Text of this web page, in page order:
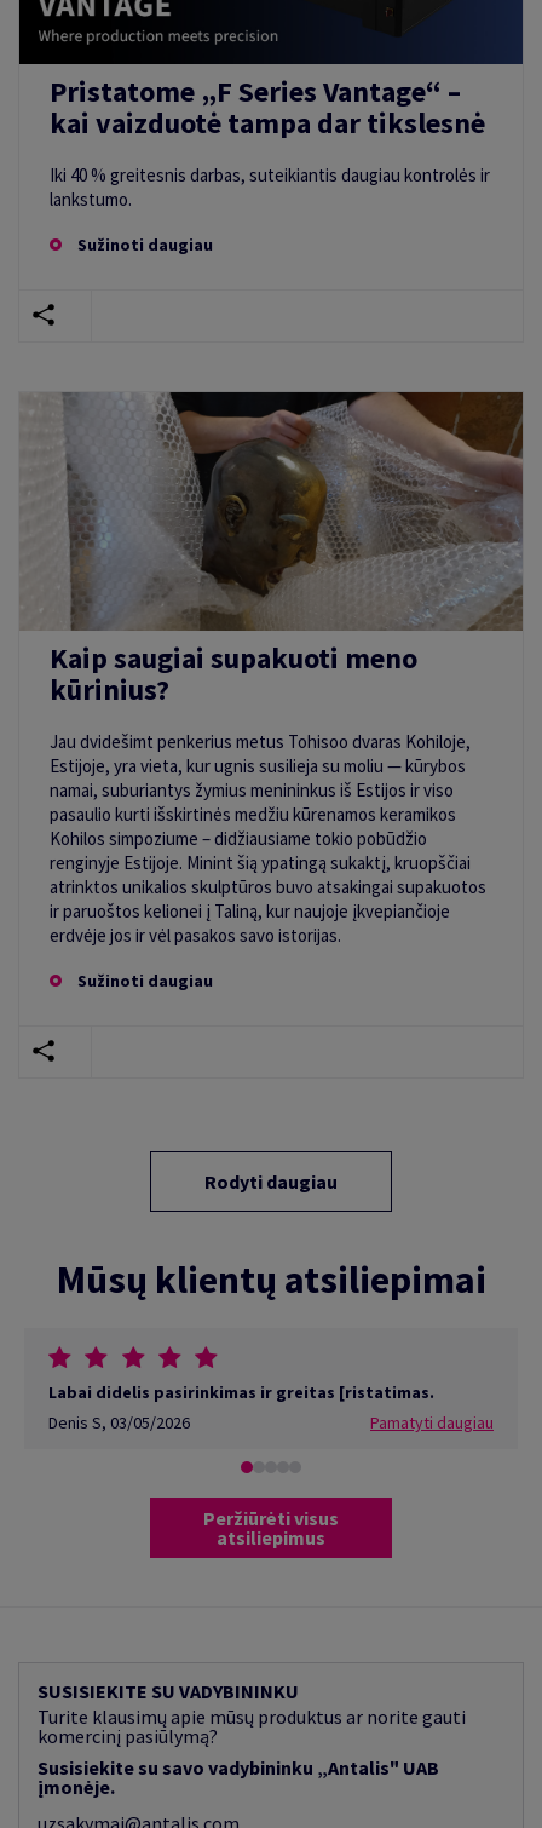
Pristatome „F Series Vantage“ –
kai vaizduotė tampa dar tikslesnė
Iki 40 % greitesnis darbas, suteikiantis daugiau kontrolės ir
lankstumo.
Sužinoti daugiau
Kaip saugiai supakuoti meno
kūrinius?
Jau dvidešimt penkerius metus Tohisoo dvaras Kohiloje,
Estijoje, yra vieta, kur ugnis susilieja su moliu — kūrybos
namai, suburiantys žymius menininkus iš Estijos ir viso
pasaulio kurti išskirtinės medžiu kūrenamos keramikos
Kohilos simpoziume – didžiausiame tokio pobūdžio
renginyje Estijoje. Minint šią ypatingą sukaktį, kruopščiai
atrinktos unikalios skulptūros buvo atsakingai supakuotos
ir paruoštos kelionei į Taliną, kur naujoje įkvepiančioje
erdvėje jos ir vėl pasakos savo istorijas.
Sužinoti daugiau
Rodyti daugiau
Mūsų klientų atsiliepimai
Labai didelis pasirinkimas ir greitas [ristatimas.
Denis S, 03/05/2026 Pamatyti daugiau
Peržiūrėti visus
atsiliepimus
SUSISIEKITE SU VADYBININKU
Turite klausimų apie mūsų produktus ar norite gauti
komercinį pasiūlymą?
Susisiekite su savo vadybininku „Antalis" UAB
įmonėje.